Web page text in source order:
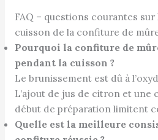
FAQ – questions courantes sur
cuisson de la confiture de
Pourquoi la confiture de
pendant la cuisson ?
Le brunissement est dû à
L’ajout de jus de citron et une
début de préparation limitent
Quelle est la meilleure